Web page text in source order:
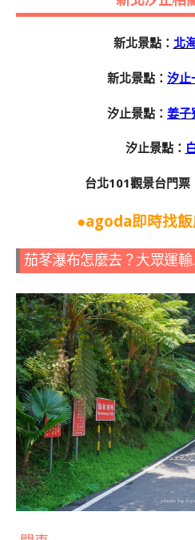
新北景點： 北
新北景點： 汐止
汐止景點： 姜子
汐止景點：
台北101觀景台門票
●agoda即時找
茄苳瀑布怎麼去？大眾運